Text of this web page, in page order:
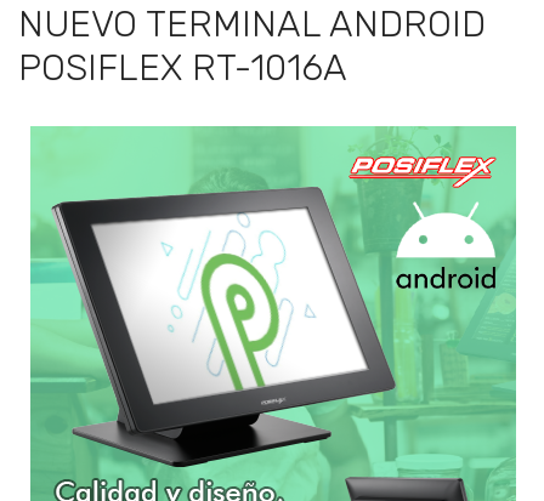
NUEVO TERMINAL ANDROID
POSIFLEX RT-1016A